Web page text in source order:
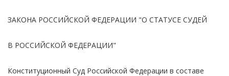
ЗАКОНА РОССИЙСКОЙ ФЕДЕРАЦИИ "О СТАТУСЕ СУДЕЙ
В РОССИЙСКОЙ ФЕДЕРАЦИИ"
Конституционный Суд Российской Федерации в составе